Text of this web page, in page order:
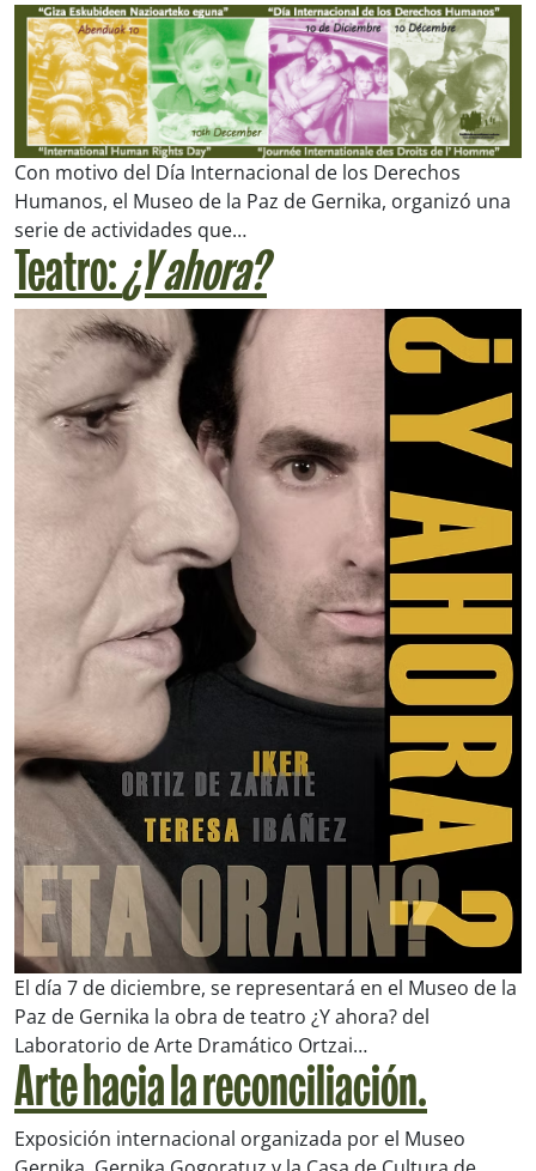
Con motivo del Día Internacional de los Derechos
Humanos, el Museo de la Paz de Gernika, organizó una
serie de actividades que…
Teatro:¿Y ahora?
El día 7 de diciembre, se representará en el Museo de la
Paz de Gernika la obra de teatro ¿Y ahora? del
Laboratorio de Arte Dramático Ortzai…
Arte hacia la reconciliación.
Exposición internacional organizada por el Museo